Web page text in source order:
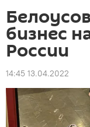
бизнес
России
14:45 13.04.2022